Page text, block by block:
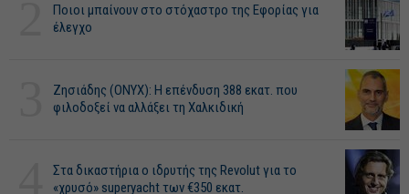
Ποιοι μπαίνουν στο στόχαστρο της Εφορίας για
έλεγχο
Ζησιάδης (ONYX): Η επένδυση 388 εκατ. που
φιλοδοξεί να αλλάξει τη Χαλκιδική
Στα δικαστήρια ο ιδρυτής της Revolut για το
«χρυσό» superyacht των €350 εκατ.